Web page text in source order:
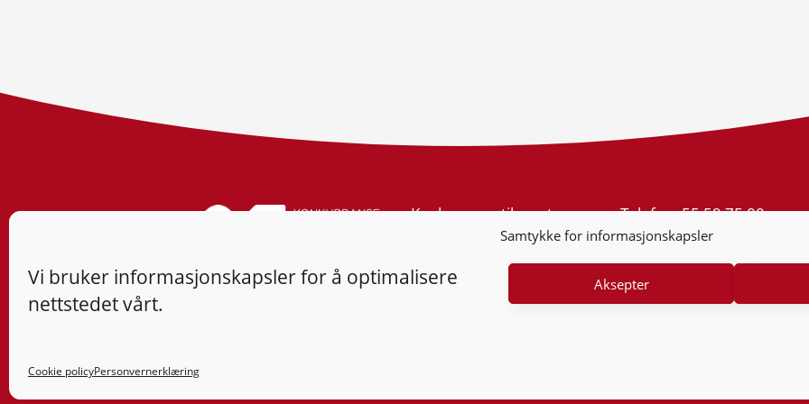
Samtykke for informasjonskapsler
Vi bruker informasjonskapsler for å optimalisere
nettstedet vårt.
Aksepter
Cookie policyPersonvernerklæring
Konkurransetilsynet
Postboks 439 Sentrum
Org.nr: 974 761 246
Telefon:55 59 75 00
E-post:post@kt.no
Nyhetsvarsel >>